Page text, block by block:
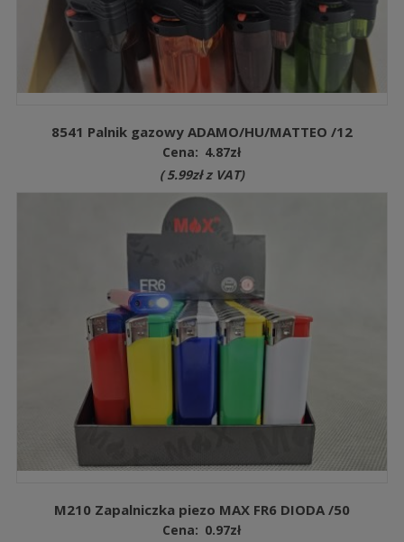
8541 Palnik gazowy ADAMO/HU/MATTEO /12
Cena: 4.87zł
( 5.99złz VAT)
M210 Zapalniczka piezo MAX FR6 DIODA /50
Cena: 0.97zł